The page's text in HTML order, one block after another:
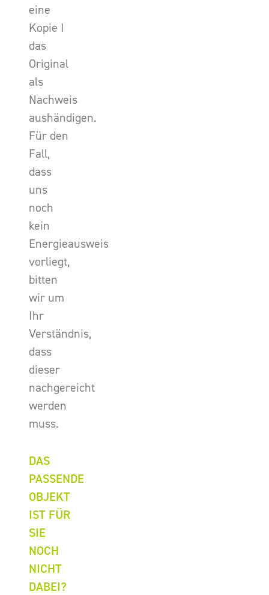
eine
Kopie I
das
Original
als
Nachweis
aushändigen.
Für den
Fall,
dass
uns
noch
kein
Energieausweis
vorliegt,
bitten
wir um
Ihr
Verständnis,
dass
dieser
nachgereicht
werden
muss.
DAS
PASSENDE
OBJEKT
IST FÜR
SIE
NOCH
NICHT
DABEI?